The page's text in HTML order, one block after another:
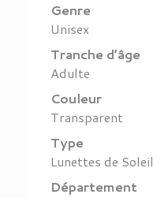
Genre
Unisex
Tranche d’âge
Adulte
Couleur
Transparent
Type
Lunettes de Soleil
Département